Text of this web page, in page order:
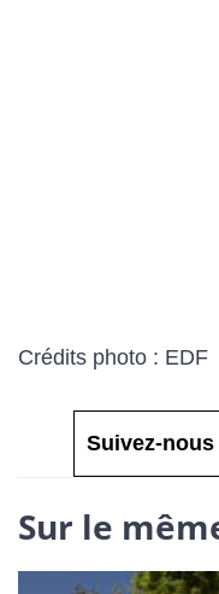
Crédits photo : EDF
Suivez-
Sur le